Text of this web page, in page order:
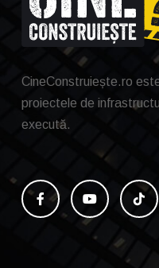
CineConstruiește.ro
proiectele de
execută.